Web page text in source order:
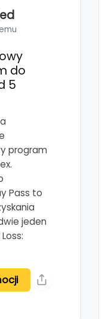
do
5
program
Pass to
jeden